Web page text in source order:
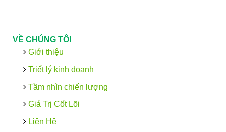
VỀ CHÚNG TÔI
Giới thiệu
Triết lý kinh doanh
Tầm nhìn chiến lượng
Giá Trị Cốt Lõi
Liên Hệ